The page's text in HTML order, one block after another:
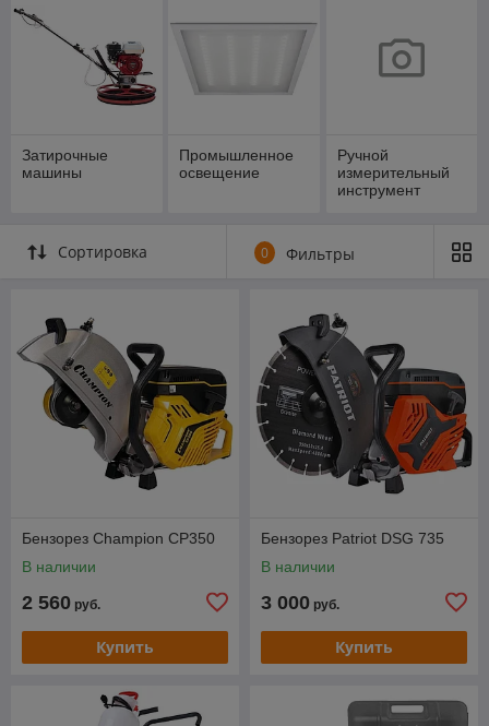
Затирочные
машины
Промышленное
освещение
Ручной
измерительный
инструмент
Сортировка 0 Фильтры
Бензорез Champion CP350
В наличии
2 560 руб.
Купить
Бензорез Patriot DSG 735
В наличии
3 000 руб.
Купить